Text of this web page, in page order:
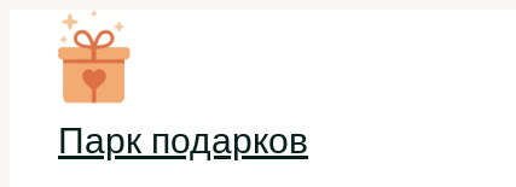
Перейти
содержимому
Парк подарков